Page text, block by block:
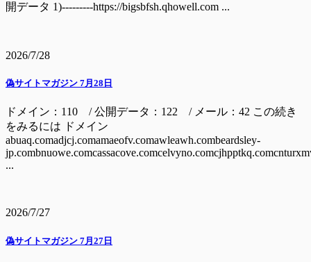
開データ 1)---------https://bigsbfsh.qhowell.com ...
2026/7/28
偽サイトマガジン 7月28日
ドメイン：110 / 公開データ：122 / メール：42 この続き
をみるには ドメイン
abuaq.comadjcj.comamaeofv.comawleawh.combeardsley-
...
2026/7/27
偽サイトマガジン 7月27日